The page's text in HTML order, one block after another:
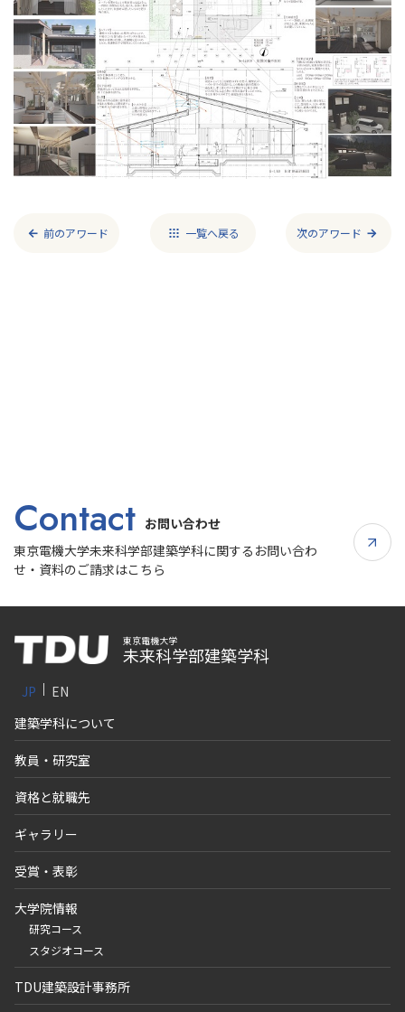
前のアワード 一覧へ戻る​ 次のアワード
Contact お問い合わせ
東京電機大学未来科学部建築学科に関するお問い合わ
せ・資料のご請求はこちら
東京電機大学
未来科学部建築学科
JP
EN
建築学科について
教員・研究室
資格と就職先
ギャラリー
受賞・表彰
大学院情報
研究コース
スタジオコース
TDU建築設計事務所